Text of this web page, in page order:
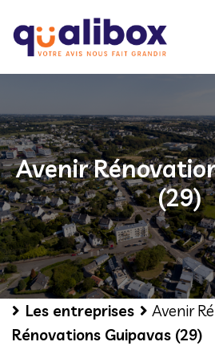
Avenir
(29)
Les entreprises Avenir
Rénovations Guipavas (29)